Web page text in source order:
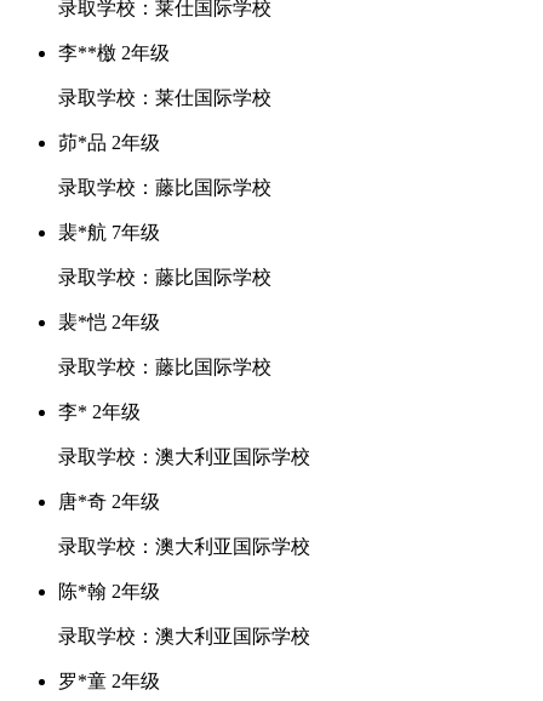
录取学校：莱仕国际学校
李**檄 2年级
录取学校：莱仕国际学校
茆*品 2年级
录取学校：藤比国际学校
裴*航 7年级
录取学校：藤比国际学校
裴*恺 2年级
录取学校：藤比国际学校
李* 2年级
录取学校：澳大利亚国际学校
唐*奇 2年级
录取学校：澳大利亚国际学校
陈*翰 2年级
录取学校：澳大利亚国际学校
罗*童 2年级